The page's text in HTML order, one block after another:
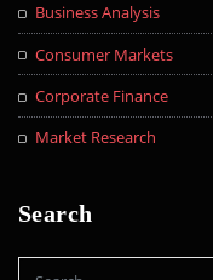
Business Analysis
Consumer Markets
Corporate Finance
Market Research
Search